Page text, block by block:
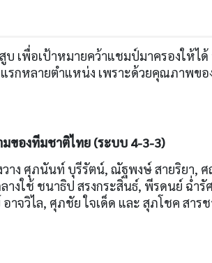
เพื่อเป้าหมายคว้าแชมป์มาครองให้ได้
รกหลายตำแหน่ง เพราะด้วยคุณภาพขอ
ของทีมชาติไทย (ระบบ 4-3-3)
าง ศุภนันท์ บุรีรัตน์, ณัฐพงษ์ สายริยา, ศ
งใช้ ชนาธิป สรงกระสินธ์, พีรดนย์ ฉ่ำรั
าจวิไล, ศุภชัย ใจเด็ด และ สุภโชค สาร